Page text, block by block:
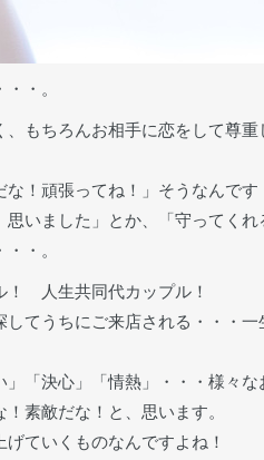
・。
もちろんお相手に恋をして尊
な！頑張ってね！」そうなんです
いました」とか、「守ってく
・。
！ 人生共同代カップル！
てうちにご来店される・・・
「決心」「情熱」・・・様々
素敵だな！と、思います。
ていくものなんですよね！